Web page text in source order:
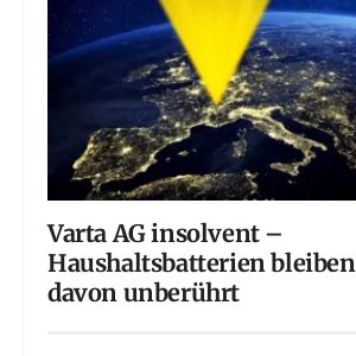
Varta AG insolvent –
Haushaltsbatterien bleiben
davon unberührt